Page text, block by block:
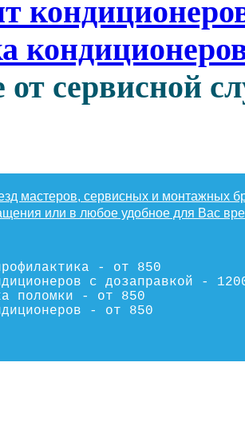
от сервисной
мастеров, сервисных и монтажных
или в любое удобное для Вас
- от 850
с дозаправкой -
поломки - от 850
- от 850